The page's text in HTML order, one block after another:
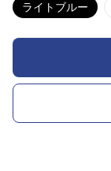
ライトブルー